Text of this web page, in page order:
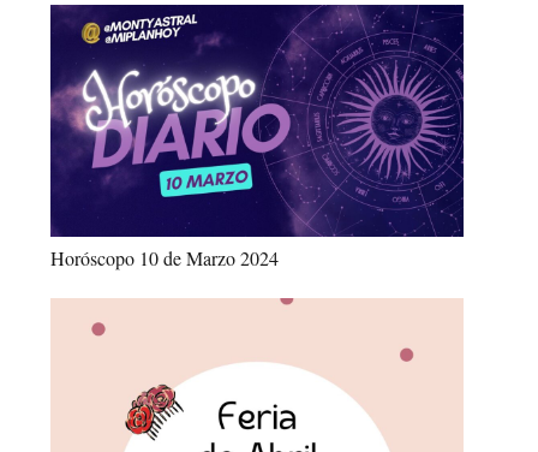
Horóscopo 10 de Marzo 2024